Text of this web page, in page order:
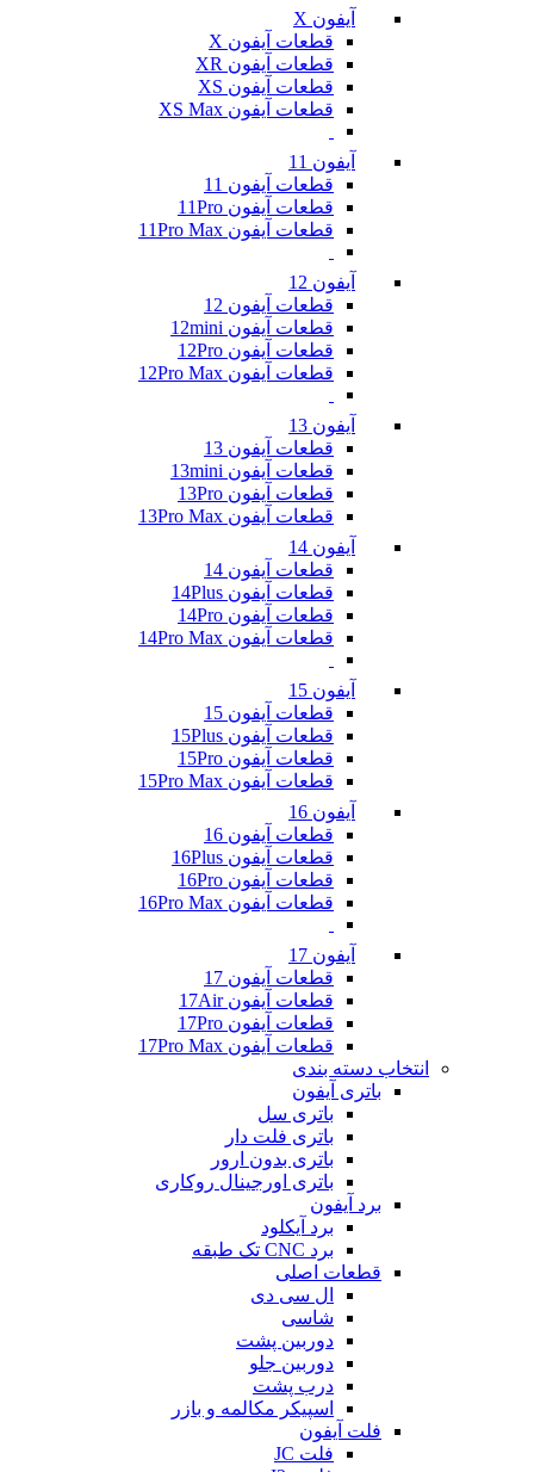
آیفون X
قطعات آیفون X
قطعات آیفون XR
قطعات آیفون XS
قطعات آیفون XS Max
آیفون 11
قطعات آیفون 11
قطعات آیفون 11Pro
قطعات آیفون 11Pro Max
آیفون 12
قطعات آیفون 12
قطعات آیفون 12mini
قطعات آیفون 12Pro
قطعات آیفون 12Pro Max
آیفون 13
قطعات آیفون 13
قطعات آیفون 13mini
قطعات آیفون 13Pro
قطعات آیفون 13Pro Max
آیفون 14
قطعات آیفون 14
قطعات آیفون 14Plus
قطعات آیفون 14Pro
قطعات آیفون 14Pro Max
آیفون 15
قطعات آیفون 15
قطعات آیفون 15Plus
قطعات آیفون 15Pro
قطعات آیفون 15Pro Max
آیفون 16
قطعات آیفون 16
قطعات آیفون 16Plus
قطعات آیفون 16Pro
قطعات آیفون 16Pro Max
آیفون 17
قطعات آیفون 17
قطعات آیفون 17Air
قطعات آیفون 17Pro
قطعات آیفون 17Pro Max
انتخاب دسته بندی
باتری آیفون
باتری سل
باتری فلت دار
باتری بدون ارور
باتری اورجینال روکاری
برد آیفون
برد آیکلود
برد CNC تک طبقه
قطعات اصلی
ال سی دی
شاسی
دوربین پشت
دوربین جلو
درب پشت
اسپیکر مکالمه و بازر
فلت آیفون
فلت JC